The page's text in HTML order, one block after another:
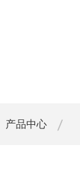
产品中心